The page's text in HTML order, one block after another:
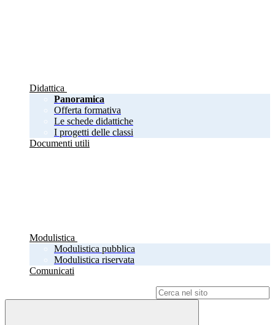
Didattica
Panoramica
Offerta formativa
Le schede didattiche
I progetti delle classi
Documenti utili
Modulistica
Modulistica pubblica
Modulistica riservata
Comunicati